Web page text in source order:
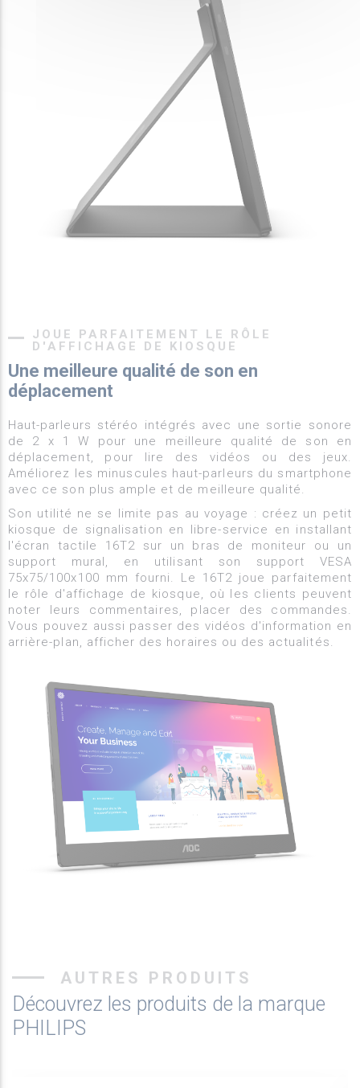
JOUE PARFAITEMENT LE RÔLE
D'AFFICHAGE DE KIOSQUE
Une meilleure qualité de son en
déplacement
Haut-parleurs stéréo intégrés avec une sortie sonore
de 2 x 1 W pour une meilleure qualité de son en
déplacement, pour lire des vidéos ou des jeux.
Améliorez les minuscules haut-parleurs du smartphone
avec ce son plus ample et de meilleure qualité.
Son utilité ne se limite pas au voyage : créez un petit
kiosque de signalisation en libre-service en installant
l'écran tactile 16T2 sur un bras de moniteur ou un
support mural, en utilisant son support VESA
75x75/100x100 mm fourni. Le 16T2 joue parfaitement
le rôle d'affichage de kiosque, où les clients peuvent
noter leurs commentaires, placer des commandes.
Vous pouvez aussi passer des vidéos d'information en
arrière-plan, afficher des horaires ou des actualités.
AUTRES PRODUITS
Découvrez les produits de la marque
PHILIPS